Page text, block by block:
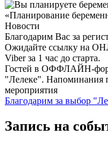
Благодарим Вас за
Ожидайте ссылку на
Viber за 1 час до старта.
Гостей в ОФФЛАЙН-
"Лелеке". Напоминания
мероприятия
Благодарим за выбор
Запись на